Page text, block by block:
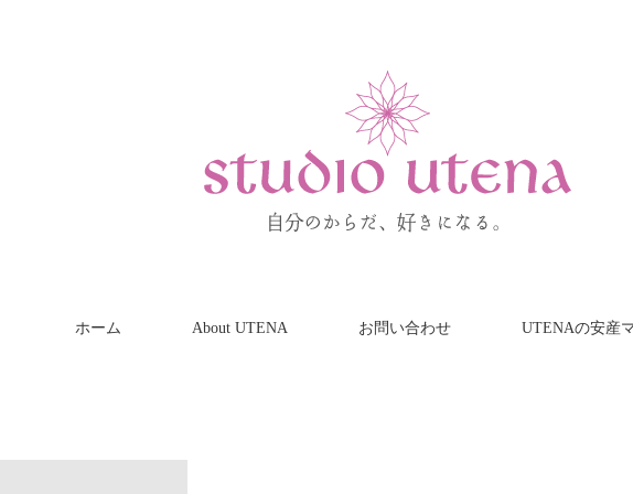
ホーム About UTENA お問い合わせ UTENAの安産